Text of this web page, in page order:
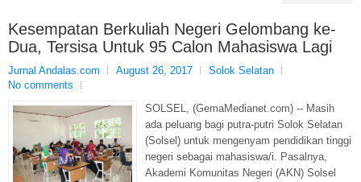
Kesempatan Berkuliah Negeri Gelombang ke-
Dua, Tersisa Untuk 95 Calon Mahasiswa Lagi
Jurnal Andalas.com August 26, 2017
Solok Selatan
No comments
SOLSEL, (GemaMedianet.com) -- Masih
ada peluang bagi putra-putri Solok Selatan
(Solsel) untuk mengenyam pendidikan tinggi
negeri sebagai mahasiswa/i. Pasalnya,
Akademi Komunitas Negeri (AKN) Solsel